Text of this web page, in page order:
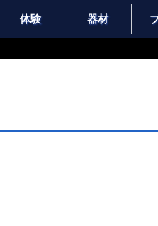
体験 器材